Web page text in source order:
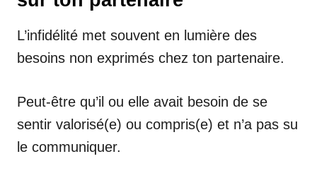
L’infidélité met souvent en lumière des
besoins non exprimés chez ton partenaire.
Peut-être qu’il ou elle avait besoin de se
sentir valorisé(e) ou compris(e) et n’a pas su
le communiquer.